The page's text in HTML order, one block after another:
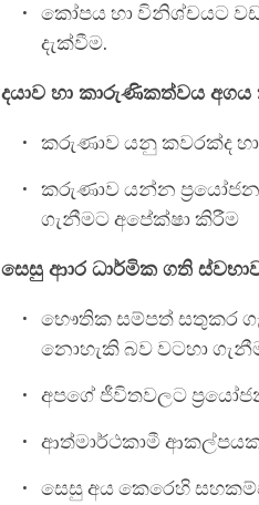
කෝපය හා විනිශ්චයට
දැක්වීම.
දයාව හා කාරුණිකත්වය අගය
කරුණාව යනු කවරක්ද
කරුණාව යන්න
ගැනීමට අපේක්ෂා කිරීම
සෙසු ආාර ධාර්මික ගති
භෞතික සම්පත් සතුකර
නොහැකි බව වටහා
අපගේ ජීවිතවලට
ආත්මාර්ථකාමී ආකල්පයක
සෙසු අය කෙරෙහි